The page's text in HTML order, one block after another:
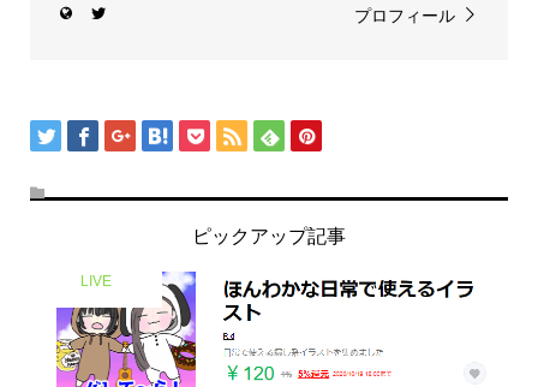
プロフィール
ピックアップ記事
LIVE